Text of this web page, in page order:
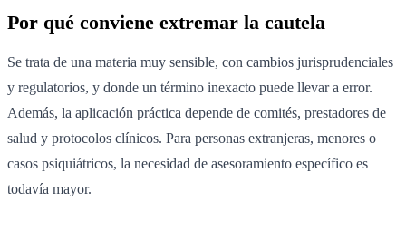
Por qué conviene extremar la cautela
Se trata de una materia muy sensible, con cambios jurisprudenciales
y regulatorios, y donde un término inexacto puede llevar a error.
Además, la aplicación práctica depende de comités, prestadores de
salud y protocolos clínicos. Para personas extranjeras, menores o
casos psiquiátricos, la necesidad de asesoramiento específico es
todavía mayor.